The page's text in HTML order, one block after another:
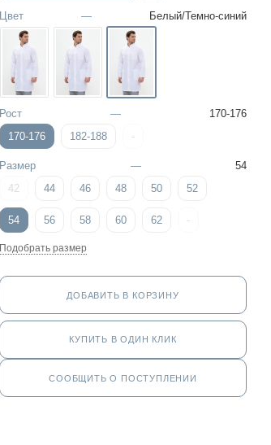
Цвет — Белый/Темно-синий
Рост —
170-176
170-176
182-188 -
Размер —
54
42
44 46 48 50 52
54 56 58 60 62 -
Подобрать размер
ДОБАВИТЬ В КОРЗИНУ
КУПИТЬ В ОДИН КЛИК
СООБЩИТЬ О ПОСТУПЛЕНИИ